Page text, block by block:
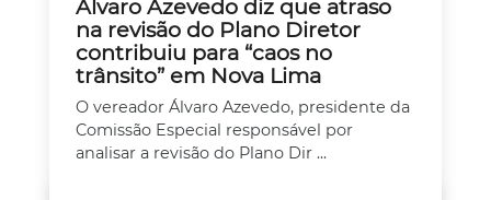
Álvaro Azevedo diz que atraso
na revisão do Plano Diretor
contribuiu para “caos no
trânsito” em Nova Lima
O vereador Álvaro Azevedo, presidente da
Comissão Especial responsável por
analisar a revisão do Plano Dir ...